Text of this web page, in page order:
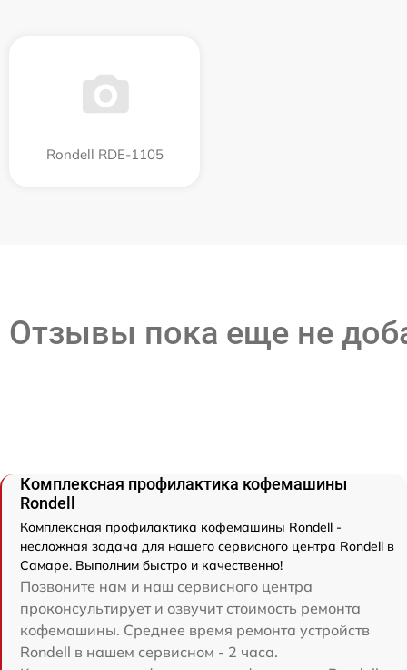
Rondell RDE-1105
Отзывы пока еще не
Комплексная профилактика кофемашины
Rondell
Комплексная профилактика кофемашины Rondell -
несложная задача для нашего сервисного центра Rondell в
Самаре. Выполним быстро и качественно!
Позвоните нам и наш сервисного центра
проконсультирует и озвучит стоимость ремонта
кофемашины. Среднее время ремонта устройств
Rondell в нашем сервисном - 2 часа.